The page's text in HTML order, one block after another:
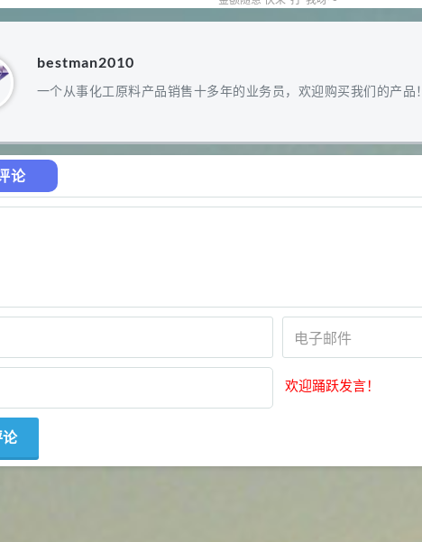
bestman2010
一个从事化工原料产品销售十多年的业务员，欢迎购买我们的产品！
论
欢迎踊跃发言！
浏览量 - 1.64w
D-异抗坏血酸钠 98%
浏览量 - 1.55w
10 DL-蛋氨酸 99%